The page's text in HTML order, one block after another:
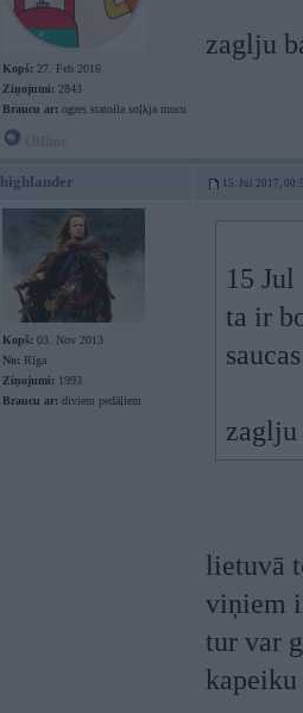
Kopš: 27. Feb 2016
Ziņojumi: 2843
Braucu ar: ogres statoila soļkja mucu
zaglju
highlander 15. Jul 2017,
Kopš: 03. Nov 2013
No: Rīga
Ziņojumi: 1993
Braucu ar: diviem pedāļiem
15
ta ir
zaglju
lietuvā
viņiem
tur var
kapeiku